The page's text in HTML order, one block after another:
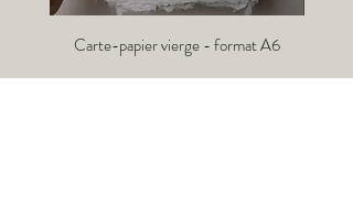
Carte-papier vierge - format A6